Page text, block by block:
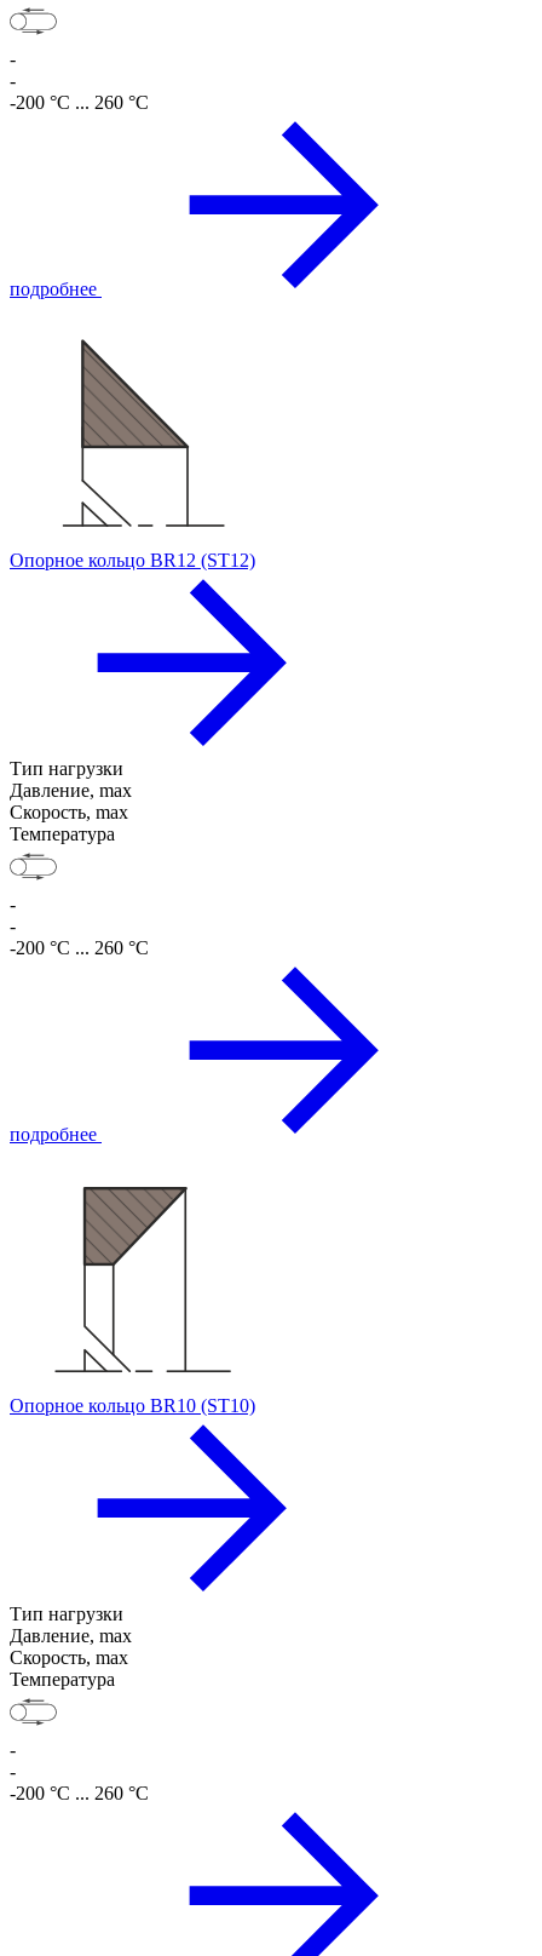
-
-
-200 °C ... 260 °C
подробнее
Опорное кольцо BR12 (ST12)
Тип нагрузки
Давление, max
Скорость, max
Температура
-
-
-200 °C ... 260 °C
подробнее
Опорное кольцо BR10 (ST10)
Тип нагрузки
Давление, max
Скорость, max
Температура
-
-
-200 °C ... 260 °C